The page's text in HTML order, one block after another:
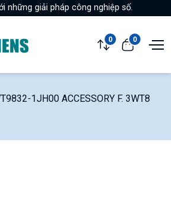
những giải pháp công nghiệp số.
0 0
1JH00 ACCESSORY F. 3WT8